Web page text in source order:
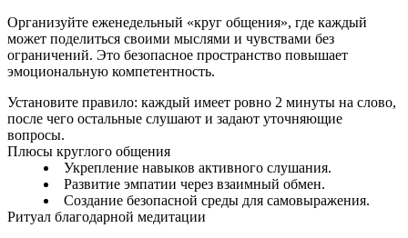
Организуйте еженедельный «круг общения», где каждый
может поделиться своими мыслями и чувствами без
ограничений. Это безопасное пространство повышает
эмоциональную компетентность.
Установите правило: каждый имеет ровно 2 минуты на слово,
после чего остальные слушают и задают уточняющие
вопросы.
Плюсы круглого общения
Укрепление навыков активного слушания.
Развитие эмпатии через взаимный обмен.
Создание безопасной среды для самовыражения.
Ритуал благодарной медитации